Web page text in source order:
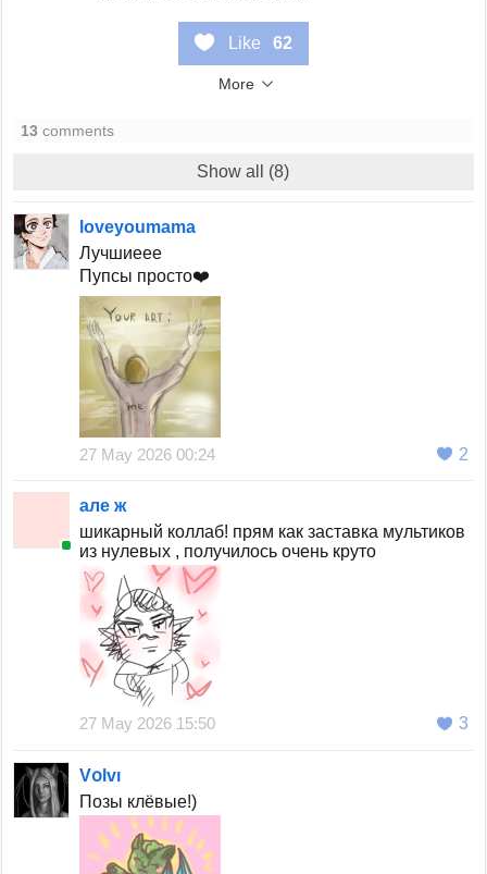
Like 62
More
13 comments
Show all (8)
loveyoumama
Лучшиеее
Пупсы просто❤️
27 May 2026 00:24 2
але ж
шикарный коллаб! прям как заставка мультиков
из нулевых , получилось очень круто
27 May 2026 15:50 3
Vօlvı
Позы клёвые!)